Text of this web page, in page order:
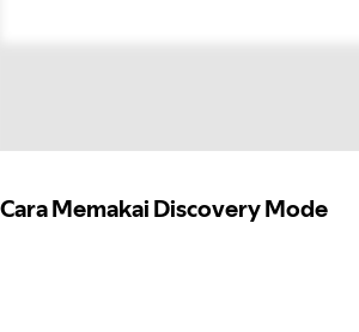
Cara Memakai Discovery Mode